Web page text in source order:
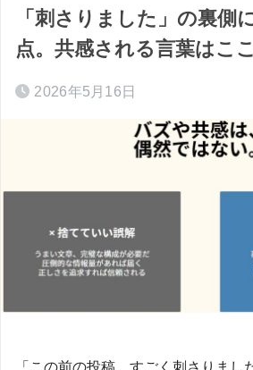
「刺さりました」の裏側
点。共感される言葉はこ
2026年5月16日